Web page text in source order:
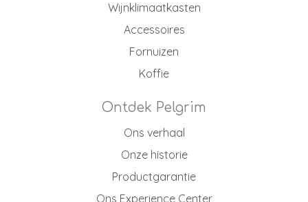
Wijnklimaatkasten
Accessoires
Fornuizen
Koffie
Ontdek Pelgrim
Ons verhaal
Onze historie
Productgarantie
Ons Experience Center